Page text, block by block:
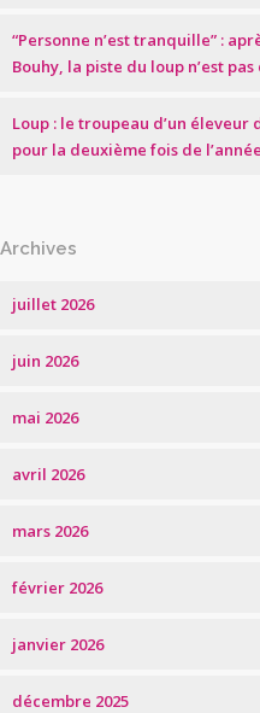
“Personne n’est tranquille” :
Bouhy, la piste du loup n’est
Loup : le troupeau d’un
pour la deuxième fois de
Archives
juillet 2026
juin 2026
mai 2026
avril 2026
mars 2026
février 2026
janvier 2026
décembre 2025